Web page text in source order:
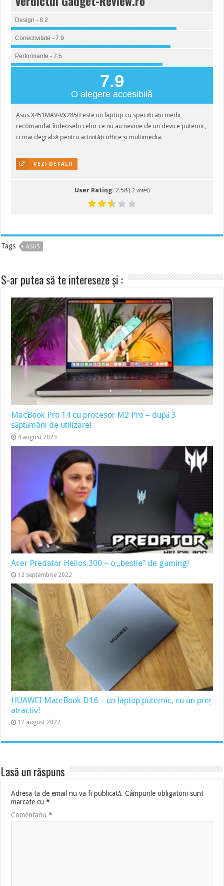
Design - 8.2
Conectivitate - 7.9
Performanțe - 7.5
7.9
O alegere accesibilă
Asus X451MAV-VX285B este un laptop cu specificații medii,
recomandat îndeosebi celor ce nu au nevoie de un device puternic,
ci mai degrabă pentru activități office și multimedia.
VEZI DETALII
User Rating: 2.58 ( 2votes)
Tags ASUS
S-ar putea să te intereseze și :
MacBook Pro 14 cu procesor M2 Pro – după 3
săptămâni de utilizare!
4 august 2023
Acer Predator Helios 300 – o „bestie” de gaming!
12 septembrie 2022
HUAWEI MateBook D16 – un laptop puternic, cu un preț
atractiv!
17 august 2022
Lasă un răspuns
Adresa ta de email nu va fi publicată. Câmpurile obligatorii sunt
marcate cu*
Comentariu*